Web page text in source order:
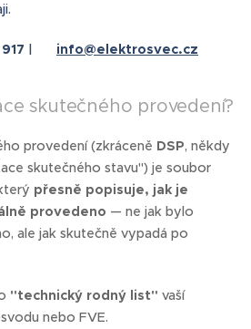
| info@elektrosvec.cz
skutečného provedení?
provedení (zkráceně DSP, někdy
skutečného stavu") je soubor
přesně popisuje, jak je
provedeno — ne jak bylo
ale jak skutečně vypadá po
"technický rodný list" vaší
nebo FVE.